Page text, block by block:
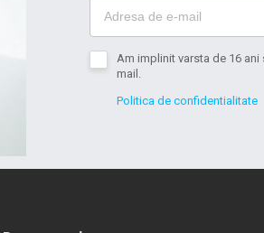
Am implinit varsta de 16
mail.
Politica de confidentialitate